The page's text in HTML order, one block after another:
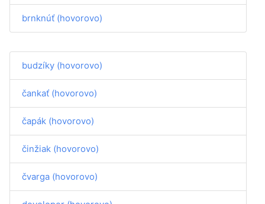
brnknúť (hovorovo)
budzíky (hovorovo)
čankať (hovorovo)
čapák (hovorovo)
činžiak (hovorovo)
čvarga (hovorovo)